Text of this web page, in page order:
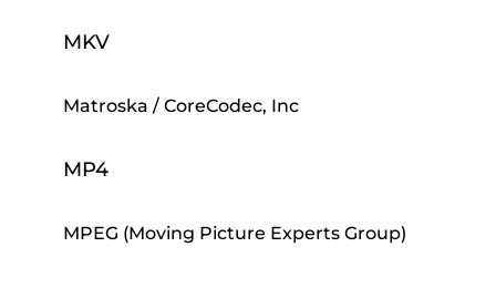
MKV
Matroska / CoreCodec, Inc
MP4
MPEG (Moving Picture Experts Group)